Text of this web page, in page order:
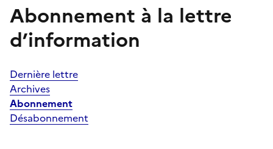
Abonnement à la lettre
d’information
Dernière lettre
Archives
Abonnement
Désabonnement